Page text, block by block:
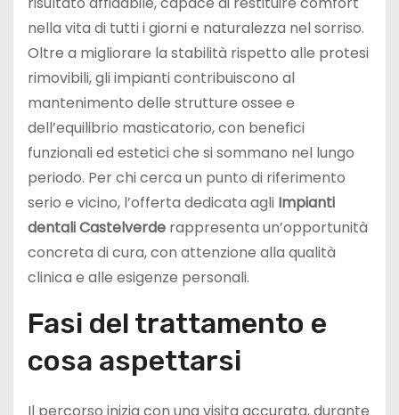
nella vita di tutti i giorni e naturalezza nel sorriso.
Oltre a migliorare la stabilità rispetto alle protesi
rimovibili, gli impianti contribuiscono al
mantenimento delle strutture ossee e
dell’equilibrio masticatorio, con benefici
funzionali ed estetici che si sommano nel lungo
periodo. Per chi cerca un punto di riferimento
serio e vicino, l’offerta dedicata agli Impianti
dentali Castelverde rappresenta un’opportunità
concreta di cura, con attenzione alla qualità
clinica e alle esigenze personali.
Fasi del trattamento e
cosa aspettarsi